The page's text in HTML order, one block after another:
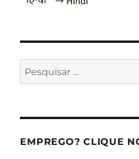
Pesquisar
por:
EMPREGO? CLIQUE